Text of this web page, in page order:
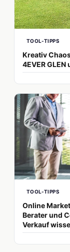
TOOL-TIPPS
Kreativ
4EVER
TOOL-TIPPS
Online
Berater und
Verkauf